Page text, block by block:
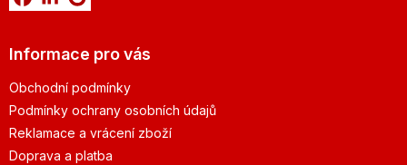
Informace pro vás
Obchodní podmínky
Podmínky ochrany osobních údajů
Reklamace a vrácení zboží
Doprava a platba